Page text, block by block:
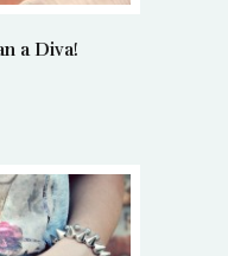
a Diva!